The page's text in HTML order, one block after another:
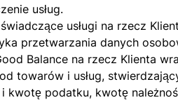
usług.
usługi na rzecz
przetwarzania danych
Balance na rzecz Klienta
towarów i usług,
podatku, kwotę